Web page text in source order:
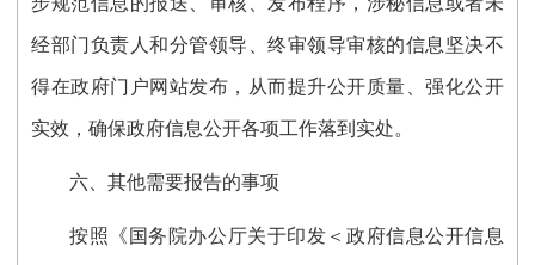
经部门负责人和分管领导、终审领导审核的信息坚决不
得在政府门户网站发布，从而提升公开质量、强化公开
实效，确保政府信息公开各项工作落到实处。
六、其他需要报告的事项
按照《国务院办公厅关于印发＜政府信息公开信息